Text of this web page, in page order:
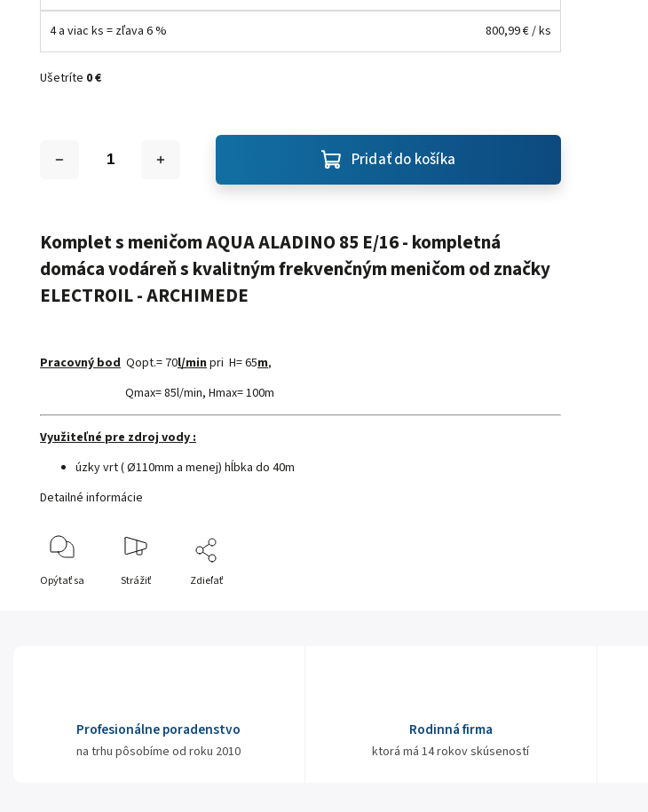
4 a viac ks = zľava 6 % 800,99 €/ ks
Ušetríte 0 €
Pridať do košíka
Komplet s meničom AQUA ALADINO 85 E/16 - kompletná
domáca vodáreň s kvalitným frekvenčným meničom od značky
ELECTROIL - ARCHIMEDE
Pracovný bod Qopt.= 70l/minpri H= 65m,
Qmax= 85l/min, Hmax= 100m
Využiteľné pre zdroj vody :
úzky vrt ( Ø110mm a menej) hĺbka do 40m
Detailné informácie
Opýtať sa Strážiť Zdieľať
Profesionálne poradenstvo
na trhu pôsobíme od roku 2010
Rodinná firma
ktorá má 14 rokov skúseností